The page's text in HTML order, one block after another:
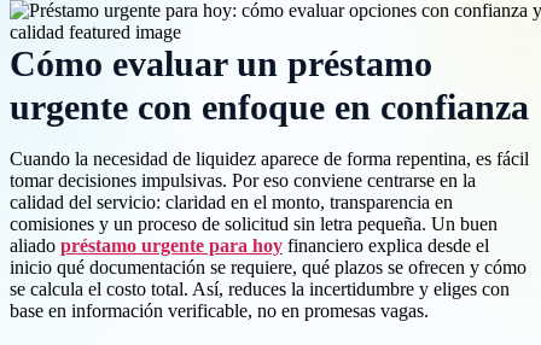
Cómo evaluar un préstamo
urgente con enfoque en confianza
Cuando la necesidad de liquidez aparece de forma repentina, es fácil
tomar decisiones impulsivas. Por eso conviene centrarse en la
calidad del servicio: claridad en el monto, transparencia en
comisiones y un proceso de solicitud sin letra pequeña. Un buen
aliado préstamo urgente para hoy financiero explica desde el
inicio qué documentación se requiere, qué plazos se ofrecen y cómo
se calcula el costo total. Así, reduces la incertidumbre y eliges con
base en información verificable, no en promesas vagas.